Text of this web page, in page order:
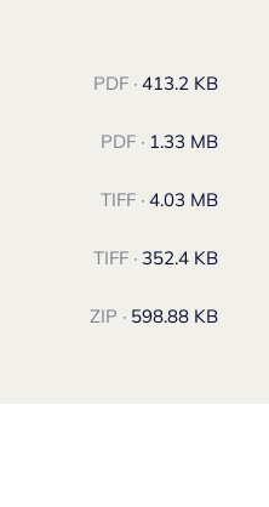
PDF · 413.2 KB
PDF · 1.33 MB
TIFF · 4.03 MB
TIFF · 352.4 KB
ZIP · 598.88 KB